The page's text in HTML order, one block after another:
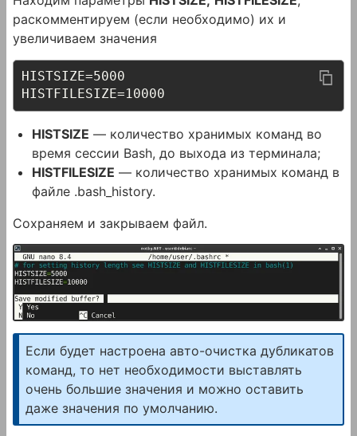
раскомментируем (если необходимо) их и
увеличиваем значения
HISTSIZE=5000
HISTFILESIZE=10000
HISTSIZE — количество хранимых команд во
время сессии Bash, до выхода из терминала;
HISTFILESIZE — количество хранимых команд в
файле .bash_history.
Сохраняем и закрываем файл.
Если будет настроена авто-очистка дубликатов
команд, то нет необходимости выставлять
очень большие значения и можно оставить
даже значения по умолчанию.